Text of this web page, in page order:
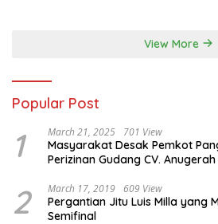
View More
Popular Post
1 March 21, 2025 701 View
Masyarakat Desak Pemkot
Perizinan Gudang CV.
2 March 17, 2019 609 View
Pergantian Jitu Luis Milla yang
Semifinal